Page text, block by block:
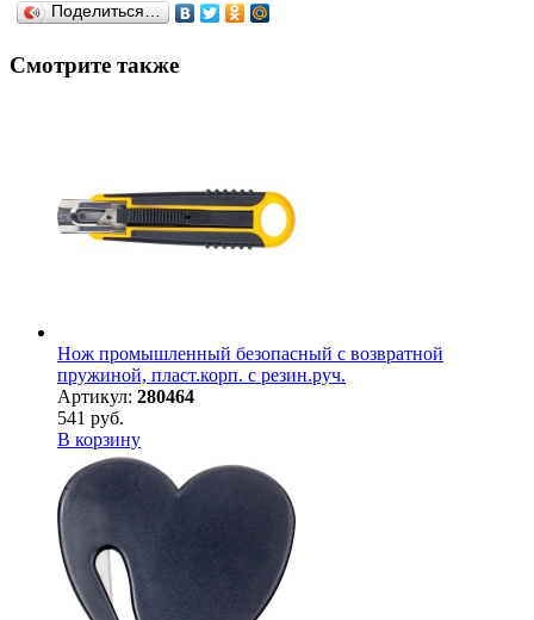
Поделиться…
Смотрите также
Нож промышленный безопасный с возвратной
пружиной, пласт.корп. с резин.руч.
Артикул: 280464
541 руб.
В корзину